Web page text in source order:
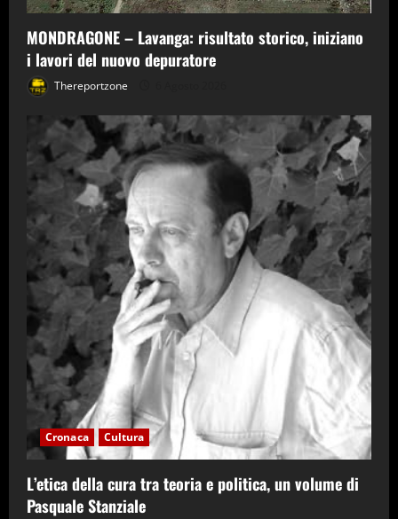
MONDRAGONE – Lavanga: risultato storico, iniziano
i lavori del nuovo depuratore
Thereportzone
Cronaca Cultura
L’etica della cura tra teoria e politica, un volume di
Pasquale Stanziale